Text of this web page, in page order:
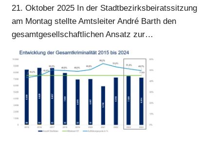
21. Oktober 2025 In der Stadtbezirksbeiratssitzung
am Montag stellte Amtsleiter André Barth den
gesamtgesellschaftlichen Ansatz zur…